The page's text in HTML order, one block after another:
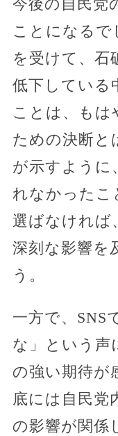
今後の自民党
ことになるで
を受けて、石
低下している
ことは、もは
ための決断と
が示すように
れなかったこ
選ばなければ
深刻な影響を
う。
一方で、SNS
な」という声
の強い期待が
底には自民党
の影響が関係